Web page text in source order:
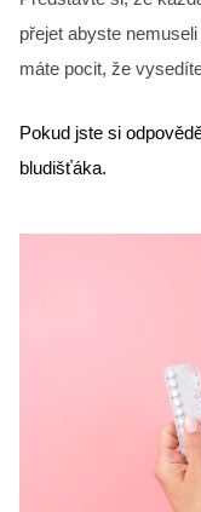
přejet abyste
máte pocit, že
Pokud jste si
bludišťáka.